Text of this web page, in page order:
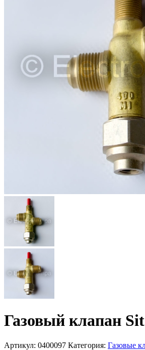
Газовый клапан
Артикул: 0400097 Категория: Газовые